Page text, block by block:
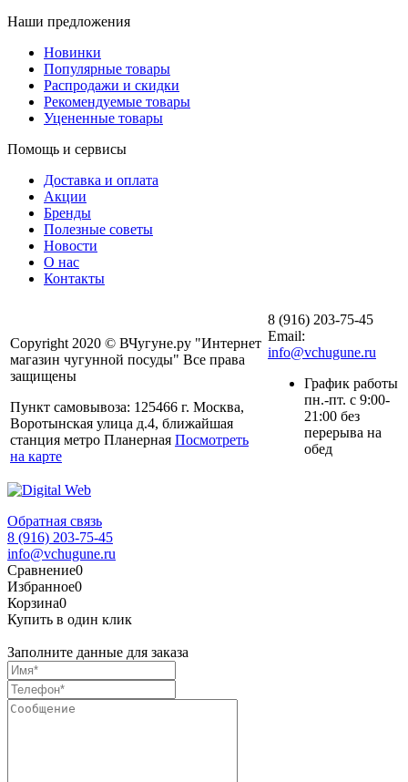
Наши предложения
Новинки
Популярные товары
Распродажи и скидки
Рекомендуемые товары
Уцененные товары
Помощь и сервисы
Доставка и оплата
Акции
Бренды
Полезные советы
Новости
О нас
Контакты
Copyright 2020 © ВЧугуне.ру "Интернет
магазин чугунной посуды" Все права
защищены
Пункт самовывоза: 125466 г. Москва,
Воротынская улица д.4, ближайшая
станция метро Планерная Посмотреть
на карте
8 (916) 203-75-45
Email:
info@vchugune.ru
График работы
пн.-пт. с 9:00-
21:00 без
перерыва на
обед
Обратная связь
8 (916) 203-75-45
info@vchugune.ru
Сравнение0
Избранное0
Корзина0
Купить в один клик
Заполните данные для заказа